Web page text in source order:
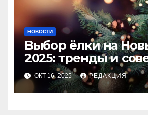
НОВОСТИ
Выбор ёлки на
2025: тренды и
идеального
ОКТ 16, 2025 РЕДАКЦИЯ